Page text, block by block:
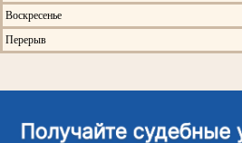
Воскресенье
Перерыв